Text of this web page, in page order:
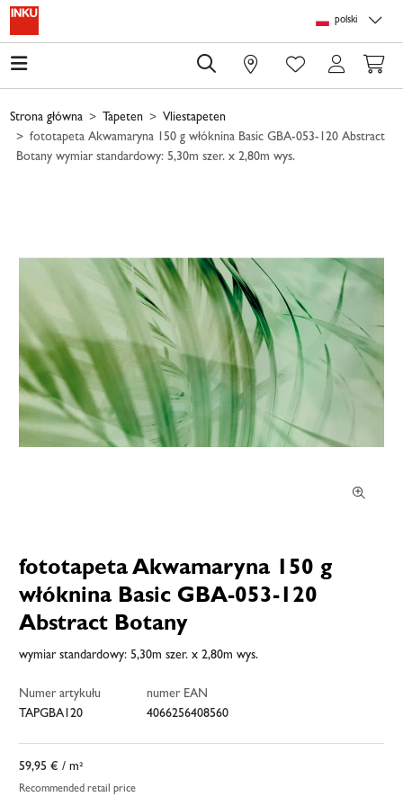
Skip to main content
polski
0
Strona główna Tapeten
Vliestapeten
fototapeta Akwamaryna 150 g włóknina Basic GBA-053-120 Abstract
Botany wymiar standardowy: 5,30m szer. x 2,80m wys.
fototapeta Akwamaryna 150 g
włóknina Basic GBA-053-120
Abstract Botany
wymiar standardowy: 5,30m szer. x 2,80m wys.
Numer artykułu
TAPGBA120
numer EAN
4066256408560
59,95 € / m²
Recommended retail price